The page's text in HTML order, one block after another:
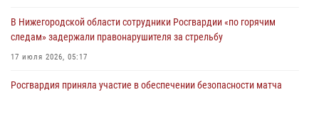
В Нижегородской области сотрудники Росгвардии «по горячим
следам» задержали правонарушителя за стрельбу
17 июля 2026, 05:17
Росгвардия приняла участие в обеспечении безопасности матча